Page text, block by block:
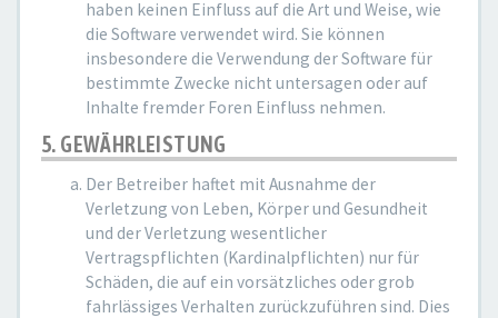
haben keinen Einfluss auf die Art und Weise, wie
die Software verwendet wird. Sie können
insbesondere die Verwendung der Software für
bestimmte Zwecke nicht untersagen oder auf
Inhalte fremder Foren Einfluss nehmen.
5. GEWÄHRLEISTUNG
Der Betreiber haftet mit Ausnahme der
Verletzung von Leben, Körper und Gesundheit
und der Verletzung wesentlicher
Vertragspflichten (Kardinalpflichten) nur für
Schäden, die auf ein vorsätzliches oder grob
fahrlässiges Verhalten zurückzuführen sind. Dies